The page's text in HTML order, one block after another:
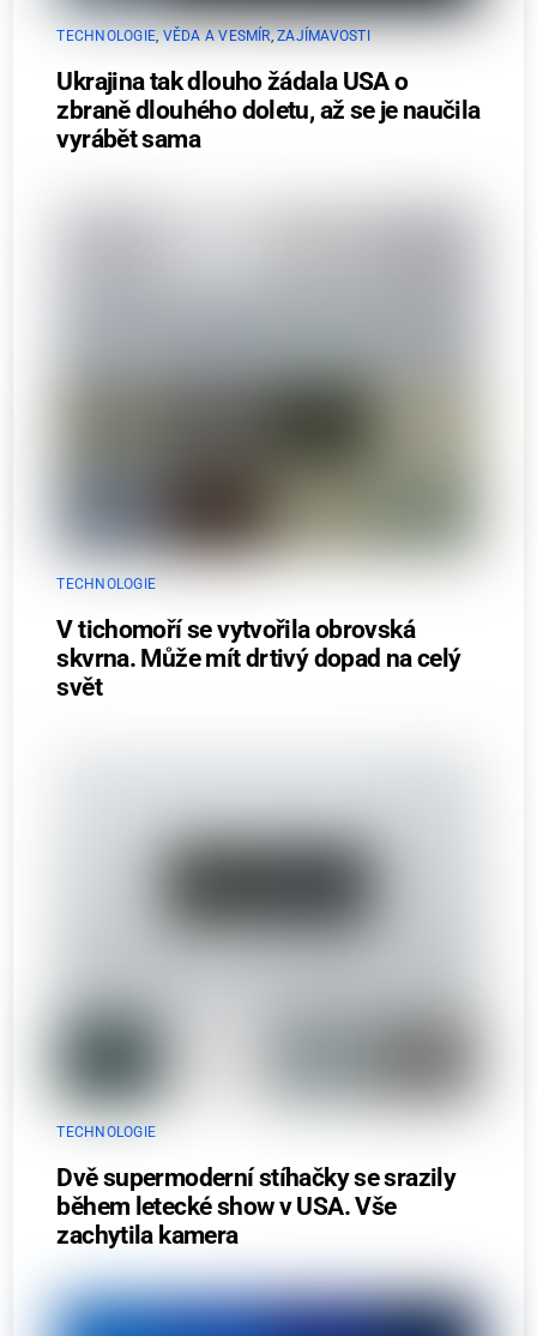
TECHNOLOGIE, VĚDA A VESMÍR,ZAJÍMAVOSTI
Ukrajina tak dlouho žádala USA o
zbraně dlouhého doletu, až se je naučila
vyrábět sama
TECHNOLOGIE
V tichomoří se vytvořila obrovská
skvrna. Může mít drtivý dopad na celý
svět
TECHNOLOGIE
Dvě supermoderní stíhačky se srazily
během letecké show v USA. Vše
zachytila kamera